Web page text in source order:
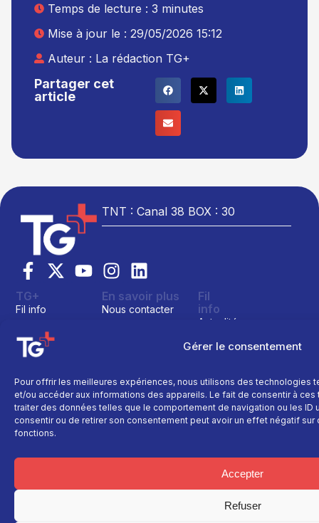
Gérer le consentement
Pour offrir les meilleures expériences, nous utilisons des technologies
et/ou accéder aux informations des appareils. Le fait de consentir à
traiter des données telles que le comportement de navigation ou les ID
consentir ou de retirer son consentement peut avoir un effet négatif
fonctions.
Accepter
Refuser
Partager cet
article
Temps de lecture : 3 minutes
Mise à jour le : 29/05/2026 15:12
Auteur : La rédaction TG+
TNT : Canal 38 BOX : 30
Site réalisé par
TG+
Fil info
Direct
La chaine
Le média
En savoir plus
Nous contacter
personnelles
Politique cookie
Fil
info
Actualité
Sport
Recettes
Faits
divers
Politique
Culture